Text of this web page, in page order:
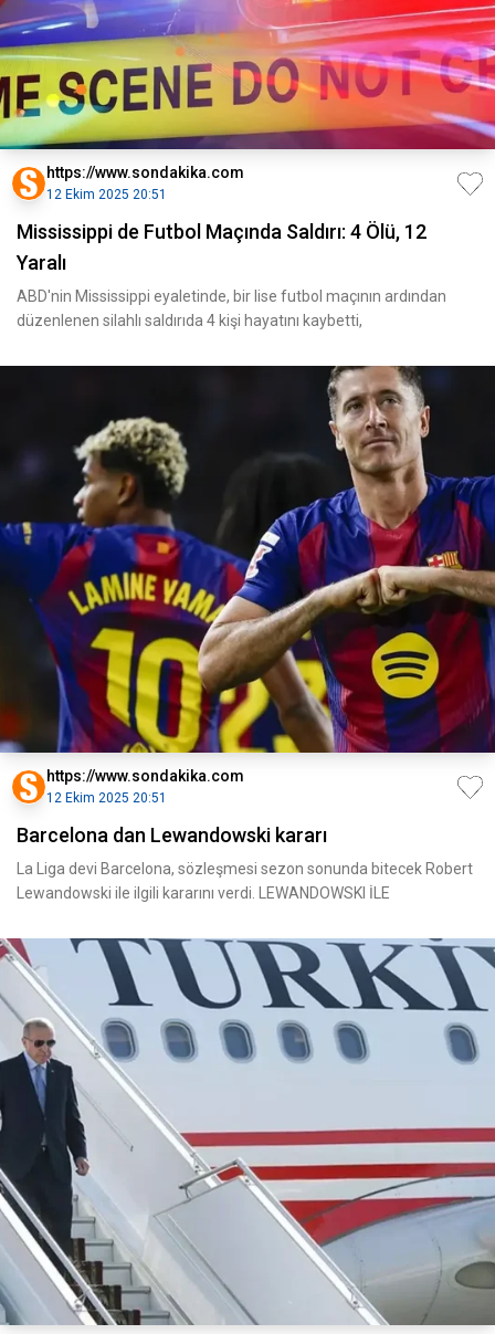
https://www.sondakika.com
12 Ekim 2025 20:51
Mississippi de Futbol Maçında Saldırı: 4 Ölü, 12
Yaralı
ABD'nin Mississippi eyaletinde, bir lise futbol maçının ardından
düzenlenen silahlı saldırıda 4 kişi hayatını kaybetti,
https://www.sondakika.com
12 Ekim 2025 20:51
Barcelona dan Lewandowski kararı
La Liga devi Barcelona, sözleşmesi sezon sonunda bitecek Robert
Lewandowski ile ilgili kararını verdi. LEWANDOWSKI İLE